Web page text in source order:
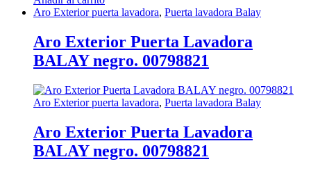
Aro Exterior puerta lavadora, Puerta lavadora Balay
Aro Exterior Puerta Lavadora
BALAY negro. 00798821
Aro Exterior puerta lavadora, Puerta lavadora Balay
Aro Exterior Puerta Lavadora
BALAY negro. 00798821